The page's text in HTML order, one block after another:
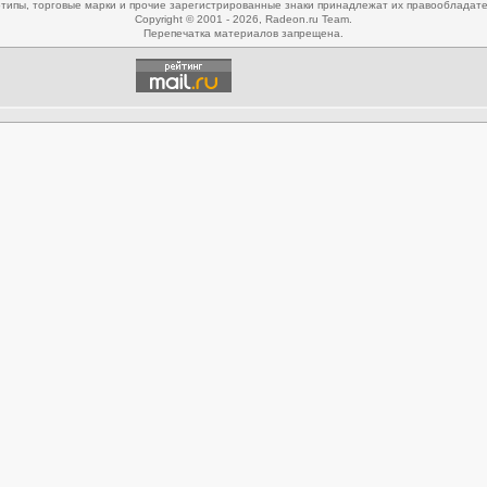
торговые марки и прочие зарегистрированные знаки принадлежат их
Copyright © 2001 - 2026, Radeon.ru Team.
Перепечатка материалов запрещена.